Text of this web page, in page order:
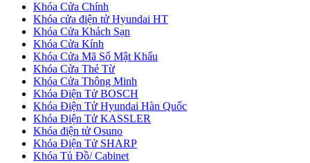
Cửa Nhựa Cao Cấp
Khóa Cửa Chính
Khóa cửa điện tử Hyundai HT
Khóa Cửa Khách Sạn
Khóa Cửa Kính
Khóa Cửa Mã Số Mật Khẩu
Khóa Cửa Thẻ Từ
Khóa Cửa Thông Minh
Khóa Điện Tử BOSCH
Khóa Điện Tử Hyundai Hàn Quốc
Khóa Điện Tử KASSLER
Khóa điện tử Osuno
Khóa Điện Tử SHARP
Khóa Tủ Đồ/ Cabinet